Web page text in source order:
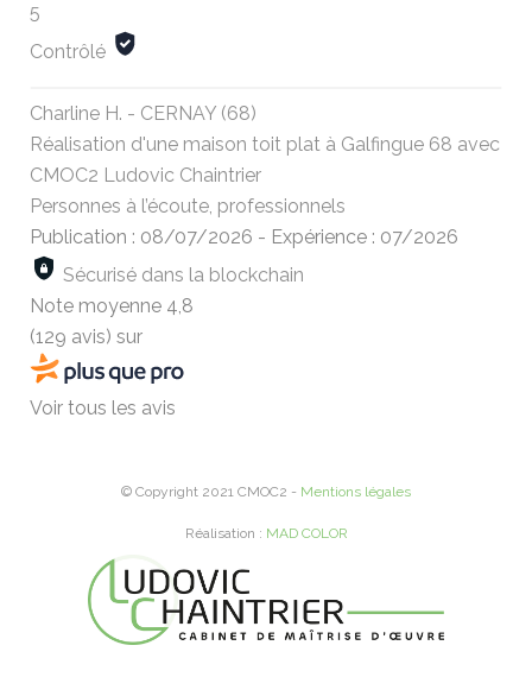
5
Contrôlé
Charline H. - CERNAY (68)
Réalisation d'une maison toit plat à Galfingue 68 avec
CMOC2 Ludovic Chaintrier
Personnes à l’écoute, professionnels
Publication : 08/07/2026 - Expérience : 07/2026
Sécurisé dans la blockchain
Note moyenne 4,8
(129 avis) sur
Voir tous les avis
© Copyright 2021 CMOC2 - Mentions légales
Réalisation : MAD COLOR